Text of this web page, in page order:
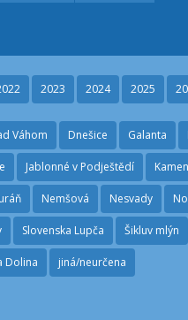
2023 2024 2025
Váhom Dnešice Galanta
Jablonné v Podještědí
Nemšová Nesvady
Slovenska Lupča Šikluv mlýn
Dolina jiná/neurčena